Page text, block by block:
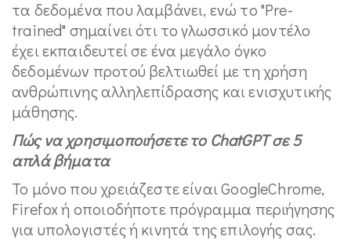
τα δεδομένα που λαμβάνει, ενώ το "Pre-
trained" σημαίνει ότι το γλωσσικό μοντέλο
έχει εκπαιδευτεί σε ένα μεγάλο όγκο
δεδομένων προτού βελτιωθεί με τη χρήση
ανθρώπινης αλληλεπίδρασης και ενισχυτικής
μάθησης.
Πώς να χρησιμοποιήσετε το ChatGPTσε 5
απλά βήματα
Το μόνο που χρειάζεστε είναι GoogleChrome,
Firefox ή οποιοδήποτε πρόγραμμα περιήγησης
για υπολογιστές ή κινητά της επιλογής σας.